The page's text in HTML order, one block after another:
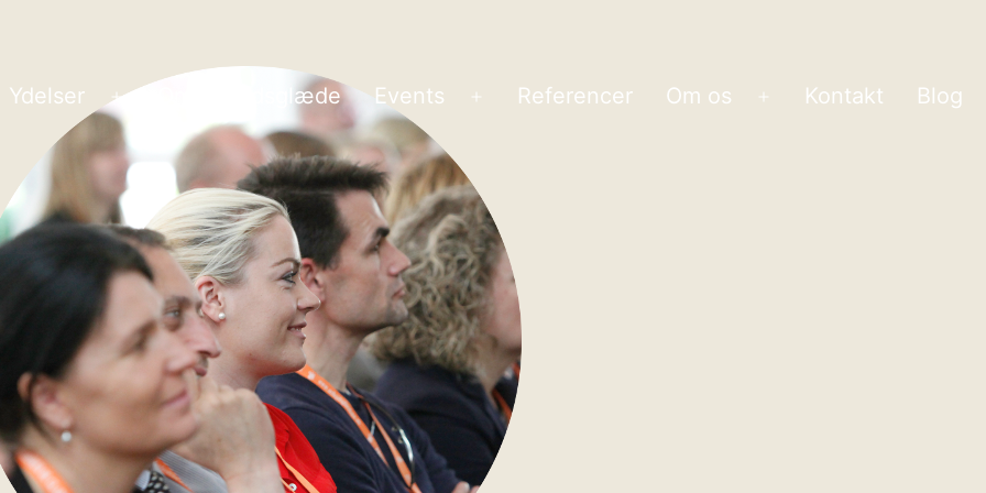
Ydelser
Åbn
menu
Om arbejdsglæde Events Referencer Om os Kontakt Blog